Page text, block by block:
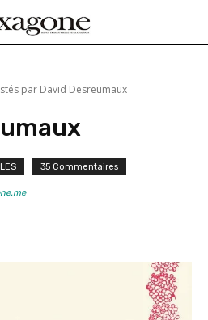
par David Desreumaux
35 Commentaires